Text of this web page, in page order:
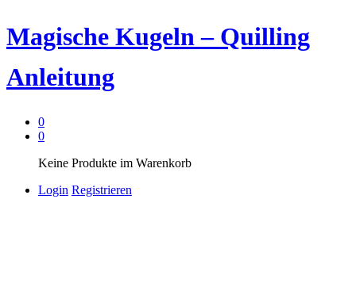
Magische Kugeln – Quilling
Anleitung
0
0
Keine Produkte im Warenkorb
Login Registrieren